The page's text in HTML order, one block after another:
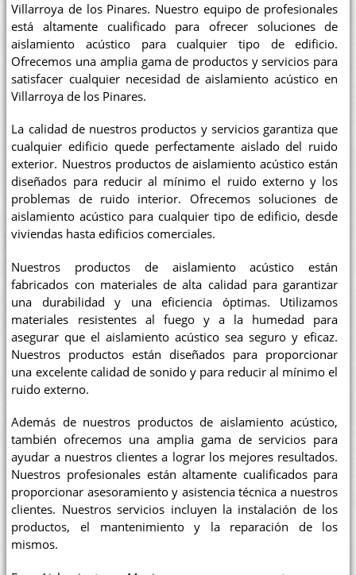
Villarroya de los Pinares. Nuestro equipo de profesionales
está altamente cualificado para ofrecer soluciones de
aislamiento acústico para cualquier tipo de edificio.
Ofrecemos una amplia gama de productos y servicios para
satisfacer cualquier necesidad de aislamiento acústico en
Villarroya de los Pinares.
La calidad de nuestros productos y servicios garantiza que
cualquier edificio quede perfectamente aislado del ruido
exterior. Nuestros productos de aislamiento acústico están
diseñados para reducir al mínimo el ruido externo y los
problemas de ruido interior. Ofrecemos soluciones de
aislamiento acústico para cualquier tipo de edificio, desde
viviendas hasta edificios comerciales.
Nuestros productos de aislamiento acústico están
fabricados con materiales de alta calidad para garantizar
una durabilidad y una eficiencia óptimas. Utilizamos
materiales resistentes al fuego y a la humedad para
asegurar que el aislamiento acústico sea seguro y eficaz.
Nuestros productos están diseñados para proporcionar
una excelente calidad de sonido y para reducir al mínimo el
ruido externo.
Además de nuestros productos de aislamiento acústico,
también ofrecemos una amplia gama de servicios para
ayudar a nuestros clientes a lograr los mejores resultados.
Nuestros profesionales están altamente cualificados para
proporcionar asesoramiento y asistencia técnica a nuestros
clientes. Nuestros servicios incluyen la instalación de los
productos, el mantenimiento y la reparación de los
mismos.